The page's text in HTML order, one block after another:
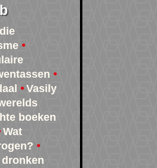
Vasily
boeken
Wat